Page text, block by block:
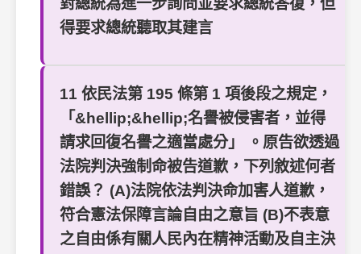
對總統為進一步詢問並要求總統答復，但
得要求總統聽取其建言
11 依民法第 195 條第 1 項後段之規定，
「&hellip;&hellip;名譽被侵害者，並得
請求回復名譽之適當處分」 。原告欲透過
法院判決強制命被告道歉，下列敘述何者
錯誤？ (A)法院依法判決命加害人道歉，
符合憲法保障言論自由之意旨 (B)不表意
之自由係有關人民內在精神活動及自主決